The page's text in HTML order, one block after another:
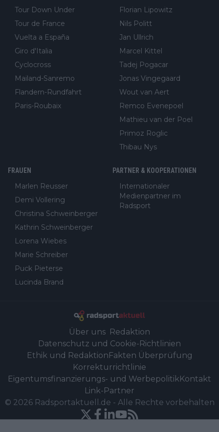
Tour Down Under
Tour de France
Vuelta a España
Giro d'Italia
Cyclocross
Mailand-Sanremo
Flandern-Rundfahrt
Paris-Roubaix
Florian Lipowitz
Nils Politt
Jan Ullrich
Marcel Kittel
Tadej Pogacar
Jonas Vingegaard
Wout van Aert
Remco Evenepoel
Mathieu van der Poel
Primoz Roglic
Thibau Nys
FRAUEN
Marlen Reusser
Demi Vollering
Christina Schweinberger
Kathrin Schweinberger
Lorena Wiebes
Marie Schreiber
Puck Pieterse
Lucinda Brand
PARTNER & KOOPERATIONEN
Internationaler
Medienpartner im
Radsport
Über uns Redaktion
Datenschutz und Cookie-Richtlinien
Ethik und Redaktion Fakten Überprüfung
Korrekturrichtlinie
Eigentumsfinanzierungs- und WerbepolitikKontakt
Link-Partner
© 2026 Radsportaktuell.de - Alle Rechte vorbehalten